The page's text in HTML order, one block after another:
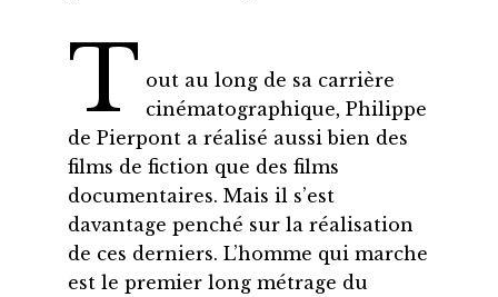
T out au long de sa carrière
cinématographique, Philippe
de Pierpont a réalisé aussi bien des
films de fiction que des films
documentaires. Mais il s’est
davantage penché sur la réalisation
de ces derniers. L’homme qui marche
est le premier long métrage du